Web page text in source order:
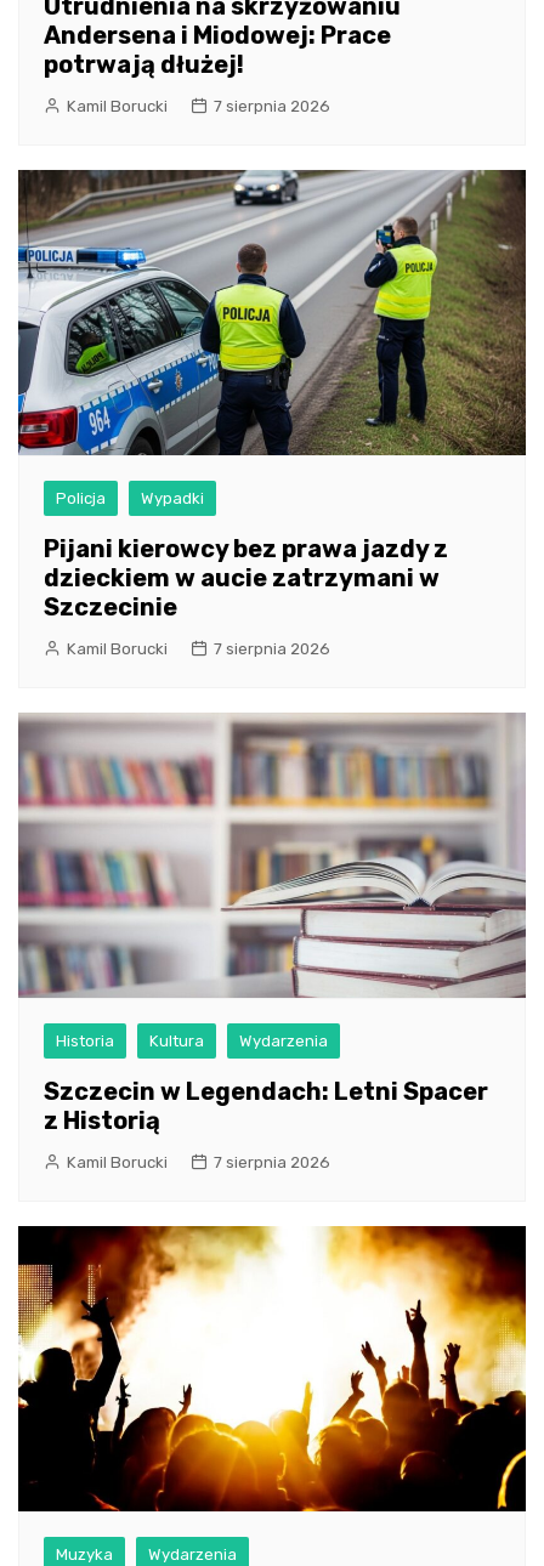
Utrudnienia na skrzyżowaniu
Andersena i Miodowej: Prace
potrwają dłużej!
Kamil Borucki 7 sierpnia 2026
Policja Wypadki
Pijani kierowcy bez prawa jazdy z
dzieckiem w aucie zatrzymani w
Szczecinie
Kamil Borucki 7 sierpnia 2026
Historia Kultura Wydarzenia
Szczecin w Legendach: Letni Spacer
z Historią
Kamil Borucki 7 sierpnia 2026
Muzyka Wydarzenia